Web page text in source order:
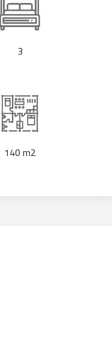
3
140 m2